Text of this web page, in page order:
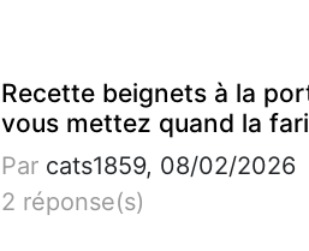
Recette beignets à la
vous mettez quand la
Parcats1859, 08/02/2026
2 réponse(s)